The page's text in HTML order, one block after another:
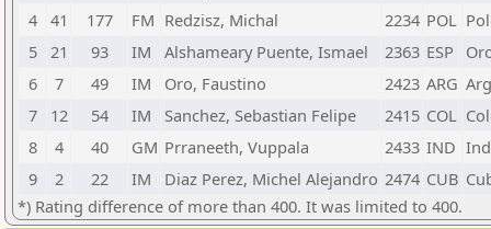
4 41 177 FM Redzisz, Michal 2234 POL
5 21 93 IM Alshameary Puente, Ismael 2363 ESP
6
7 49 IM Oro, Faustino 2423 ARG
7
12 54 IM Sanchez, Sebastian Felipe 2415 COL
8
4 40 GM Prraneeth, Vuppala 2433 IND
9
2 22 IM Diaz Perez, Michel Alejandro 2474 CUB
*) Rating difference of more than 400. It was limited to 400.